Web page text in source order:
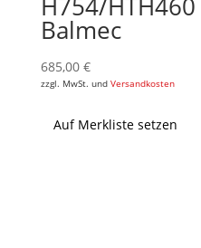
Balmec
685,00 €
zzgl. MwSt. und Versandkosten
Auf Merkliste setzen